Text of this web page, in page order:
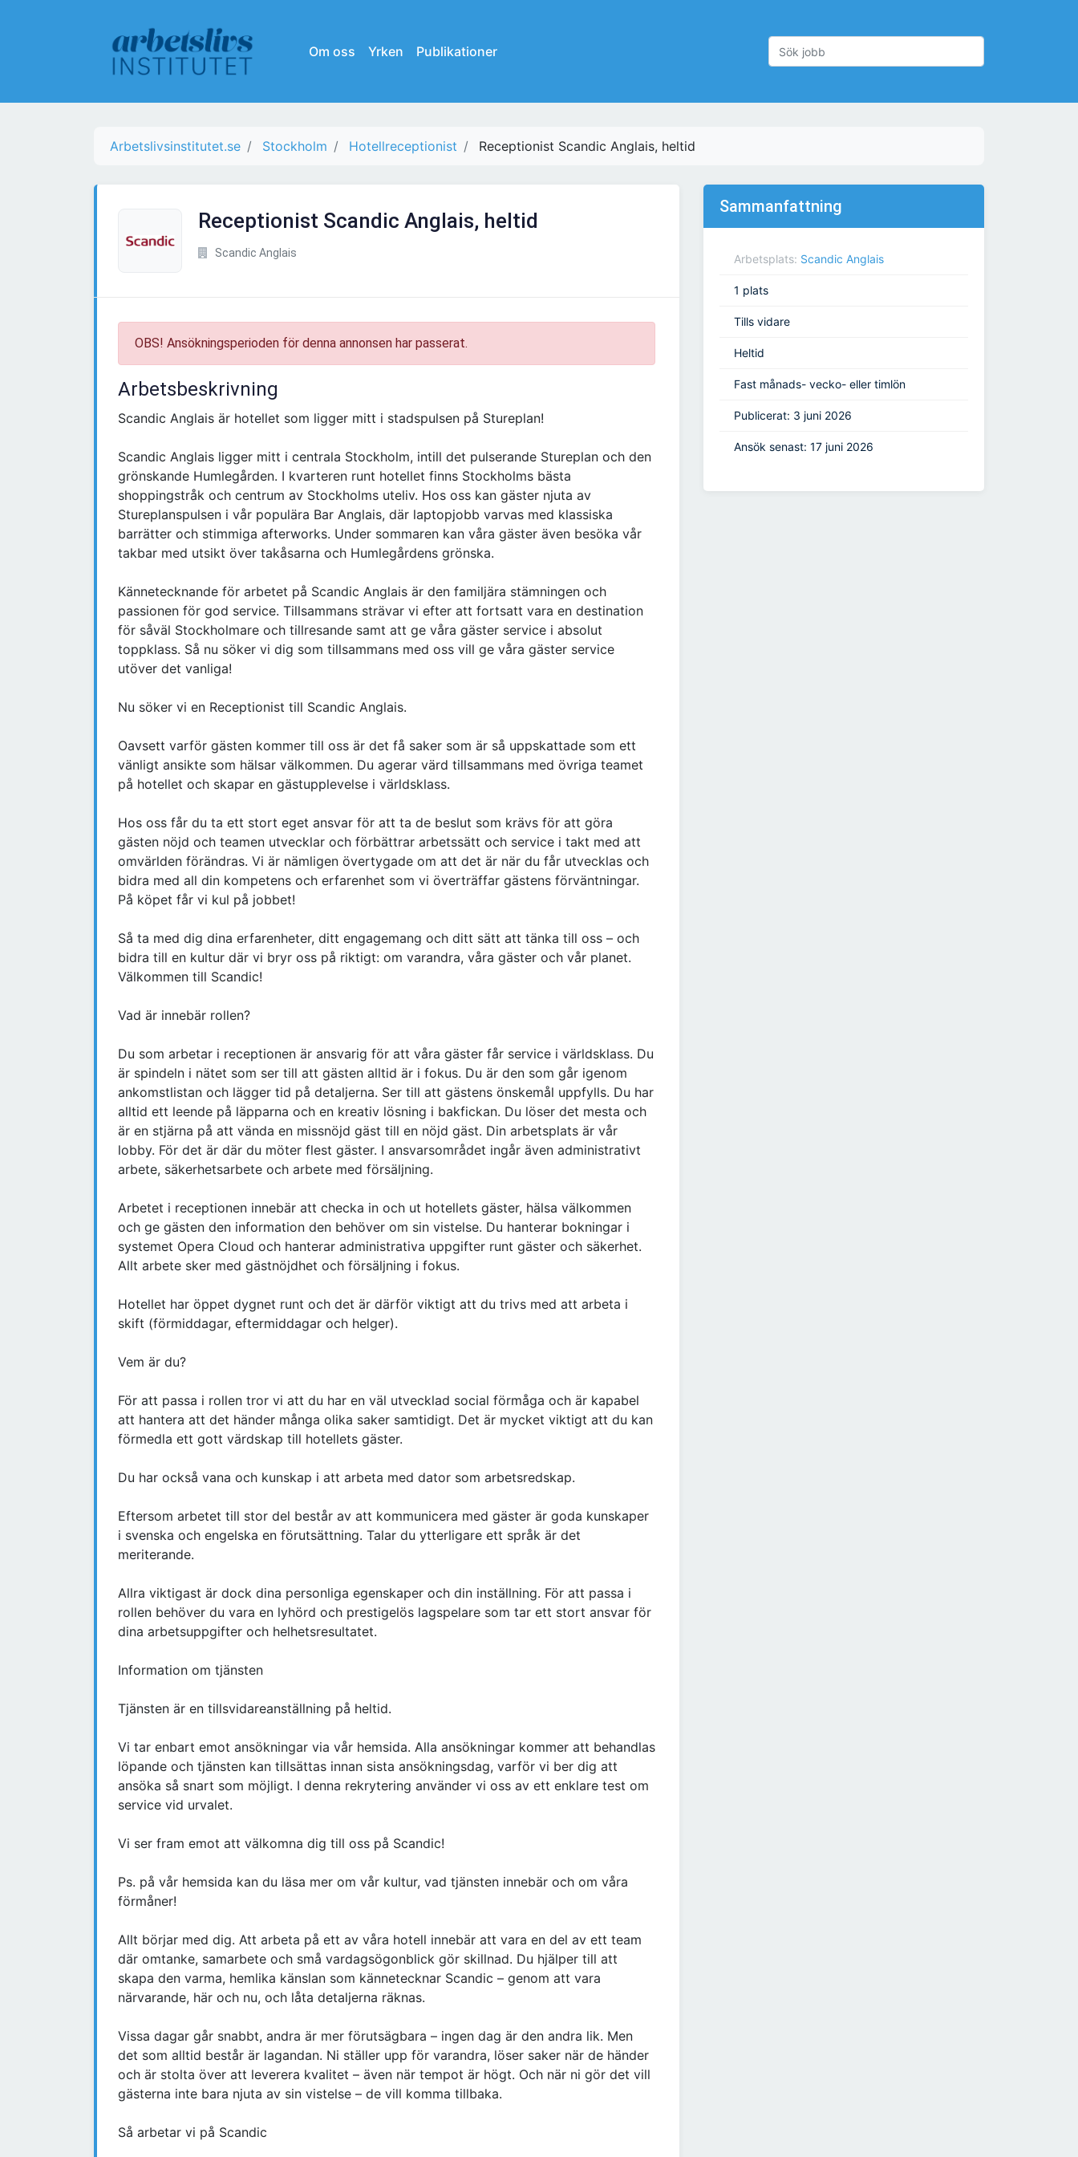
Om oss Yrken Publikationer
Arbetslivsinstitutet.se Stockholm Hotellreceptionist Receptionist Scandic Anglais, heltid
Receptionist Scandic Anglais, heltid
Scandic Anglais
OBS! Ansökningsperioden för denna annonsen har passerat.
Arbetsbeskrivning
Scandic Anglais är hotellet som ligger mitt i stadspulsen på Stureplan!
Scandic Anglais ligger mitt i centrala Stockholm, intill det pulserande Stureplan och den
grönskande Humlegården. I kvarteren runt hotellet finns Stockholms bästa
shoppingstråk och centrum av Stockholms uteliv. Hos oss kan gäster njuta av
Stureplanspulsen i vår populära Bar Anglais, där laptopjobb varvas med klassiska
barrätter och stimmiga afterworks. Under sommaren kan våra gäster även besöka vår
takbar med utsikt över takåsarna och Humlegårdens grönska.
Kännetecknande för arbetet på Scandic Anglais är den familjära stämningen och
passionen för god service. Tillsammans strävar vi efter att fortsatt vara en destination
för såväl Stockholmare och tillresande samt att ge våra gäster service i absolut
toppklass. Så nu söker vi dig som tillsammans med oss vill ge våra gäster service
utöver det vanliga!
Nu söker vi en Receptionist till Scandic Anglais.
Oavsett varför gästen kommer till oss är det få saker som är så uppskattade som ett
vänligt ansikte som hälsar välkommen. Du agerar värd tillsammans med övriga teamet
på hotellet och skapar en gästupplevelse i världsklass.
Hos oss får du ta ett stort eget ansvar för att ta de beslut som krävs för att göra
gästen nöjd och teamen utvecklar och förbättrar arbetssätt och service i takt med att
omvärlden förändras. Vi är nämligen övertygade om att det är när du får utvecklas och
bidra med all din kompetens och erfarenhet som vi överträffar gästens förväntningar.
På köpet får vi kul på jobbet!
Så ta med dig dina erfarenheter, ditt engagemang och ditt sätt att tänka till oss – och
bidra till en kultur där vi bryr oss på riktigt: om varandra, våra gäster och vår planet.
Välkommen till Scandic!
Vad är innebär rollen?
Du som arbetar i receptionen är ansvarig för att våra gäster får service i världsklass. Du
är spindeln i nätet som ser till att gästen alltid är i fokus. Du är den som går igenom
ankomstlistan och lägger tid på detaljerna. Ser till att gästens önskemål uppfylls. Du har
alltid ett leende på läpparna och en kreativ lösning i bakfickan. Du löser det mesta och
är en stjärna på att vända en missnöjd gäst till en nöjd gäst. Din arbetsplats är vår
lobby. För det är där du möter flest gäster. I ansvarsområdet ingår även administrativt
arbete, säkerhetsarbete och arbete med försäljning.
Arbetet i receptionen innebär att checka in och ut hotellets gäster, hälsa välkommen
och ge gästen den information den behöver om sin vistelse. Du hanterar bokningar i
systemet Opera Cloud och hanterar administrativa uppgifter runt gäster och säkerhet.
Allt arbete sker med gästnöjdhet och försäljning i fokus.
Hotellet har öppet dygnet runt och det är därför viktigt att du trivs med att arbeta i
skift (förmiddagar, eftermiddagar och helger).
Vem är du?
För att passa i rollen tror vi att du har en väl utvecklad social förmåga och är kapabel
att hantera att det händer många olika saker samtidigt. Det är mycket viktigt att du kan
förmedla ett gott värdskap till hotellets gäster.
Du har också vana och kunskap i att arbeta med dator som arbetsredskap.
Eftersom arbetet till stor del består av att kommunicera med gäster är goda kunskaper
i svenska och engelska en förutsättning. Talar du ytterligare ett språk är det
meriterande.
Allra viktigast är dock dina personliga egenskaper och din inställning. För att passa i
rollen behöver du vara en lyhörd och prestigelös lagspelare som tar ett stort ansvar för
dina arbetsuppgifter och helhetsresultatet.
Information om tjänsten
Tjänsten är en tillsvidareanställning på heltid.
Vi tar enbart emot ansökningar via vår hemsida. Alla ansökningar kommer att behandlas
löpande och tjänsten kan tillsättas innan sista ansökningsdag, varför vi ber dig att
ansöka så snart som möjligt. I denna rekrytering använder vi oss av ett enklare test om
service vid urvalet.
Vi ser fram emot att välkomna dig till oss på Scandic!
Ps. på vår hemsida kan du läsa mer om vår kultur, vad tjänsten innebär och om våra
förmåner!
Allt börjar med dig. Att arbeta på ett av våra hotell innebär att vara en del av ett team
där omtanke, samarbete och små vardagsögonblick gör skillnad. Du hjälper till att
skapa den varma, hemlika känslan som kännetecknar Scandic – genom att vara
närvarande, här och nu, och låta detaljerna räknas.
Vissa dagar går snabbt, andra är mer förutsägbara – ingen dag är den andra lik. Men
det som alltid består är lagandan. Ni ställer upp för varandra, löser saker när de händer
och är stolta över att leverera kvalitet – även när tempot är högt. Och när ni gör det vill
gästerna inte bara njuta av sin vistelse – de vill komma tillbaka.
Så arbetar vi på Scandic
Sammanfattning
Arbetsplats: Scandic Anglais
1 plats
Tills vidare
Heltid
Fast månads- vecko- eller timlön
Publicerat: 3 juni 2026
Ansök senast: 17 juni 2026